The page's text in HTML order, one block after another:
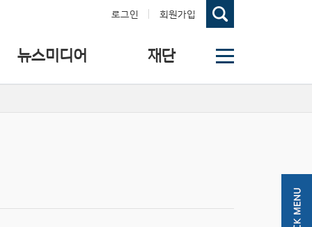
로그인 회원가입
뉴스미디어 재단